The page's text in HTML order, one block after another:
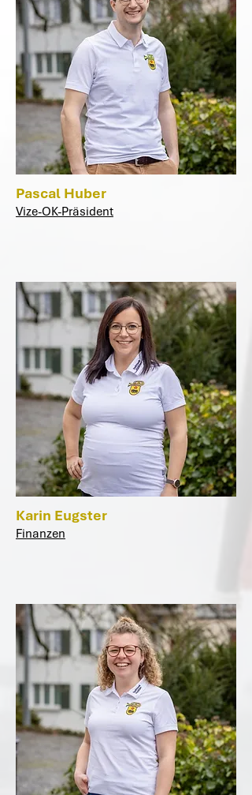
Pascal Huber
Vize-OK-Präsident
Karin Eugster
Finanzen